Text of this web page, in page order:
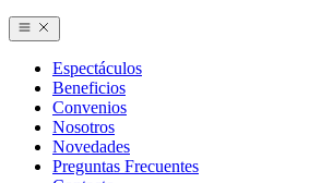
Espectáculos
Beneficios
Convenios
Nosotros
Novedades
Preguntas Frecuentes